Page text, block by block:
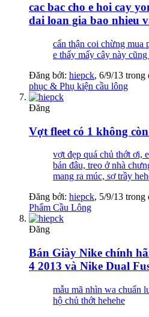
cac bac cho e hoi cay
dai loan gia bao nhieu
cẩn thận coi chừng mua
e thấy mấy cây này
Đăng bởi: hiepck, 6/9/13 trong
phục & Phụ kiện cầu lông
Đăng
Vợt fleet có 1 không
vợt đẹp quá chủ thớt ơi,
bán đâu, treo ở nhà
mang ra múc, sợ trầy
Đăng bởi: hiepck, 5/9/13 trong
Phẩm Cầu Lông
Đăng
Bán Giày Nike chính
4 2013 và Nike Dual
mẫu mã nhìn wa chuẩn
hộ chủ thớt hehehe